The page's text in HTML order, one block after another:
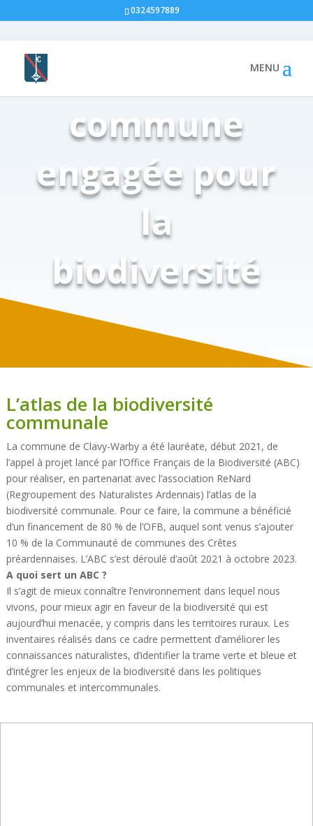
0324597889
commune
engagée pour
la
biodiversité
L’atlas de la biodiversité
communale
La commune de Clavy-Warby a été lauréate, début 2021, de
l’appel à projet lancé par l’Office Français de la Biodiversité (ABC)
pour réaliser, en partenariat avec l’association ReNard
(Regroupement des Naturalistes Ardennais) l’atlas de la
biodiversité communale. Pour ce faire, la commune a bénéficié
d’un financement de 80 % de l’OFB, auquel sont venus s’ajouter
10 % de la Communauté de communes des Crêtes
préardennaises. L’ABC s’est déroulé d’août 2021 à octobre 2023.
A quoi sert un ABC ?
Il s’agit de mieux connaître l’environnement dans lequel nous
vivons, pour mieux agir en faveur de la biodiversité qui est
aujourd’hui menacée, y compris dans les territoires ruraux. Les
inventaires réalisés dans ce cadre permettent d’améliorer les
connaissances naturalistes, d’identifier la trame verte et bleue et
d’intégrer les enjeux de la biodiversité dans les politiques
communales et intercommunales.